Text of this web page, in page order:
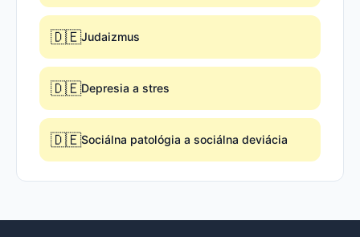
🇩🇪Judaizmus
🇩🇪Depresia a stres
🇩🇪Sociálna patológia a sociálna deviácia